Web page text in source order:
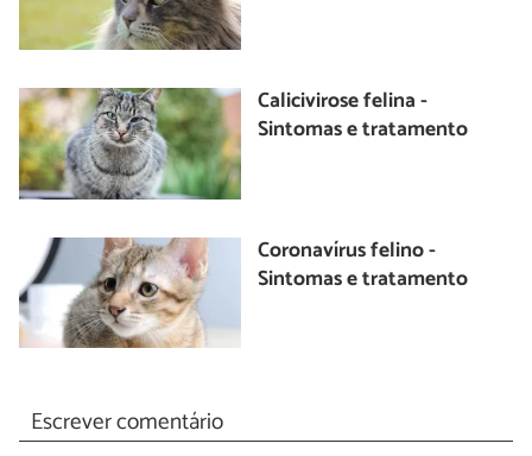
Calicivirose felina -
Sintomas e tratamento
Coronavírus felino -
Sintomas e tratamento
Escrever comentário